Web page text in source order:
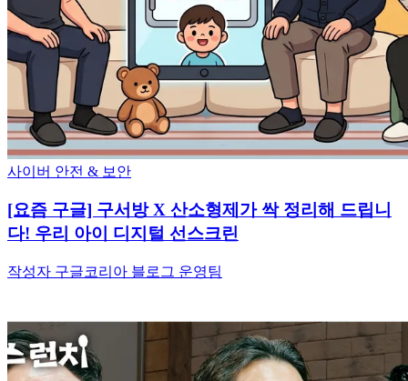
사이버 안전 & 보안
[요즘 구글] 구서방 X 산소형제가 싹 정리해 드립니
다! 우리 아이 디지털 선스크린
작성자 구글코리아 블로그 운영팀